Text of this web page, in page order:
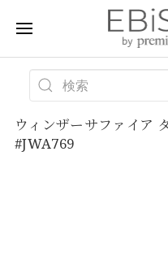
ウィンザーサファイア
#JWA769